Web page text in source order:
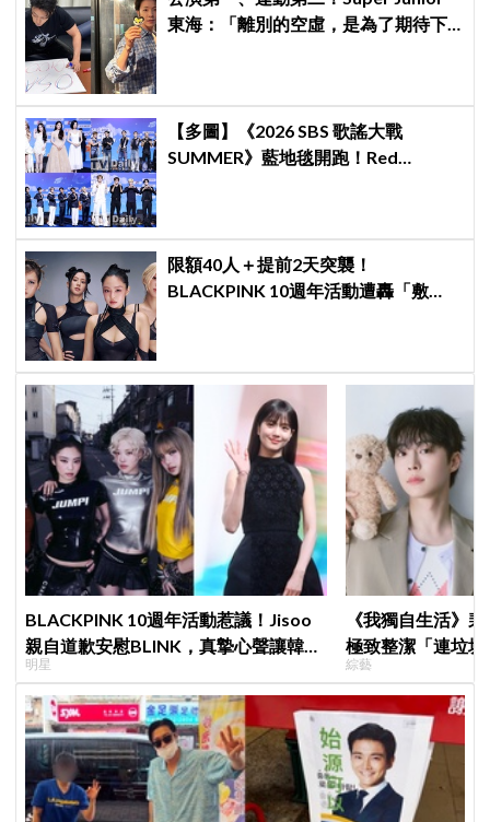
東海：「離別的空虛，是為了期待下
【多圖】《2026 SBS 歌謠大戰
SUMMER》藍地毯開跑！Red
限額40人＋提前2天突襲！
BLACKPINK 10週年活動遭轟「敷
BLACKPINK 10週年活動惹議！Jisoo
親自道歉安慰BLINK，真摯心聲讓韓網
直呼：「看了心裡好暖」
明星
《我獨自生活》
極致整潔「連垃
一件事
綜藝